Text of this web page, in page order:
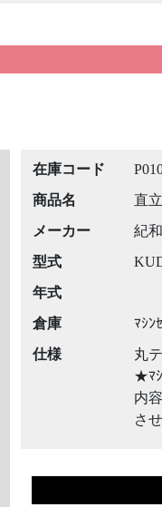
在庫コード
商品名
直
メーカー
紀
型式
年式
倉庫
ﾏｼﾝ
仕様
丸
★ﾏｼ
内
さ